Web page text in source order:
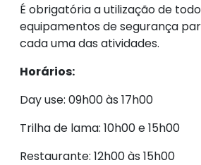
É obrigatória a utilização de
equipamentos de segurança
cada uma das atividades.
Horários:
Day use: 09h00 às 17h00
Trilha de lama: 10h00 e 15h00
Restaurante: 12h00 às 15h00